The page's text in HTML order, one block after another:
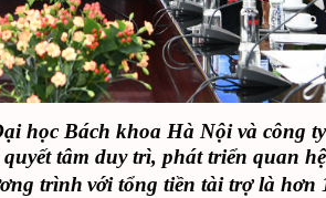
học Bách khoa Hà Nội và công
tâm duy trì, phát triển quan
trình với tổng tiền tài trợ là hơn